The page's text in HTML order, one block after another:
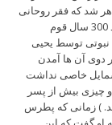
شد که فقر روحانی
شدیدی برای مدتی طولانی احساس می شد. برای حدود 300 سال قوم
نبوتی توسط یحیی
آن ها آمدن
خاصی نداشت
چیزی بیش از پسر
: 53 – 54 را مطالعه کنید. ) زمانی که پطرس